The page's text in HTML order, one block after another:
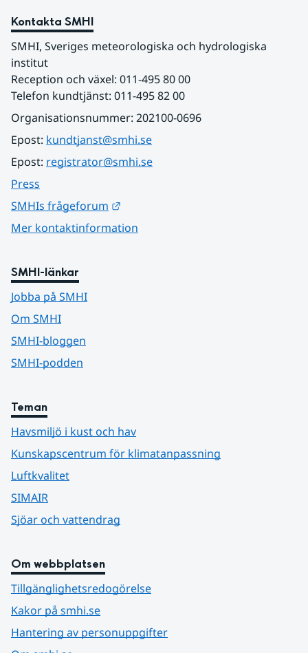
Kontakta SMHI
SMHI, Sveriges meteorologiska och hydrologiska
institut
Reception och växel: 011-495 80 00
Telefon kundtjänst: 011-495 82 00
Organisationsnummer: 202100-0696
Epost: kundtjanst@smhi.se
Epost: registrator@smhi.se
Press
SMHIs frågeforum
Mer kontaktinformation
SMHI-länkar
Jobba på SMHI
Om SMHI
SMHI-bloggen
SMHI-podden
Teman
Havsmiljö i kust och hav
Kunskapscentrum för klimatanpassning
Luftkvalitet
SIMAIR
Sjöar och vattendrag
Om webbplatsen
Tillgänglighetsredogörelse
Kakor på smhi.se
Hantering av personuppgifter